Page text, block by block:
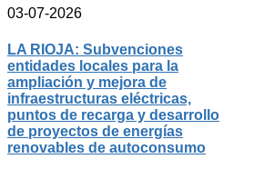
03-07-2026
LA RIOJA: Subvenciones
entidades locales para la
ampliación y mejora de
infraestructuras eléctricas,
puntos de recarga y desarrollo
de proyectos de energías
renovables de autoconsumo